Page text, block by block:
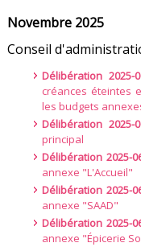
Novembre 2025
Conseil
Délibération 2025-
créances éteintes
les budgets annexes
Délibération 2025-
principal
Délibération 2025-
annexe "L'Accueil"
Délibération 2025-
annexe "SAAD"
Délibération 2025-
annexe "Épicerie